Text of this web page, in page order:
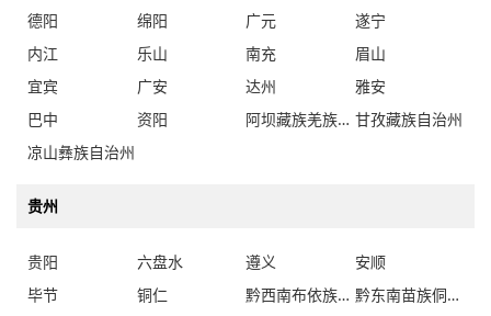
德阳
绵阳 广元
遂宁
内江
乐山 南充
眉山
宜宾
广安 达州
雅安
巴中
资阳 阿坝藏族羌族自治州 甘孜藏族自治州
凉山彝族自治州
贵州
贵阳 六盘水 遵义
安顺
毕节
铜仁 黔西南布依族苗族自治州
黔东南苗族侗族自治州